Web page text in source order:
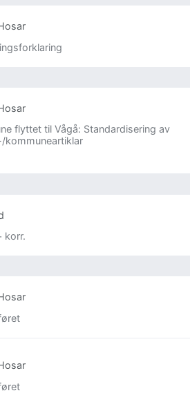
flyttet til Vågå: Standardisering av
kommuneartiklar
korr.